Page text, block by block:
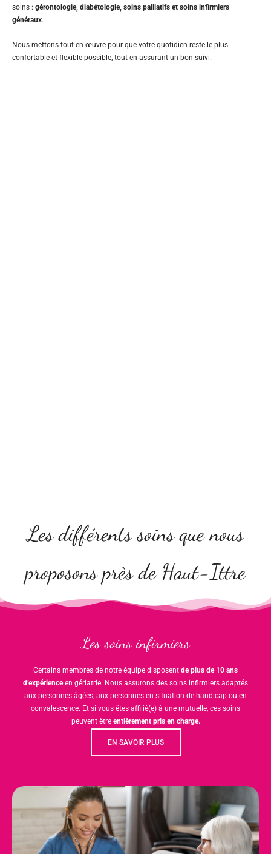
soins : gérontologie, diabétologie, soins palliatifs et soins infirmiers
généraux.
Nous mettons tout en œuvre pour que votre quotidien reste le plus
confortable et flexible possible, tout en assurant un bon suivi.
Les différents soins que nous
proposons près de Haut-Ittre
Les soins infirmiers
Certains membres de notre équipe disposent de plus de 10 ans
d’expérienceen gériatrie. Nous assurons des soins infirmiers adaptés
aux personnes âgées, aux personnes en situation de handicap ou en
convalescence. Et si vous êtes affilié(e) à une mutuelle, ces soins
peuvent être entièrement pris en charge.
EN SAVOIR PLUS